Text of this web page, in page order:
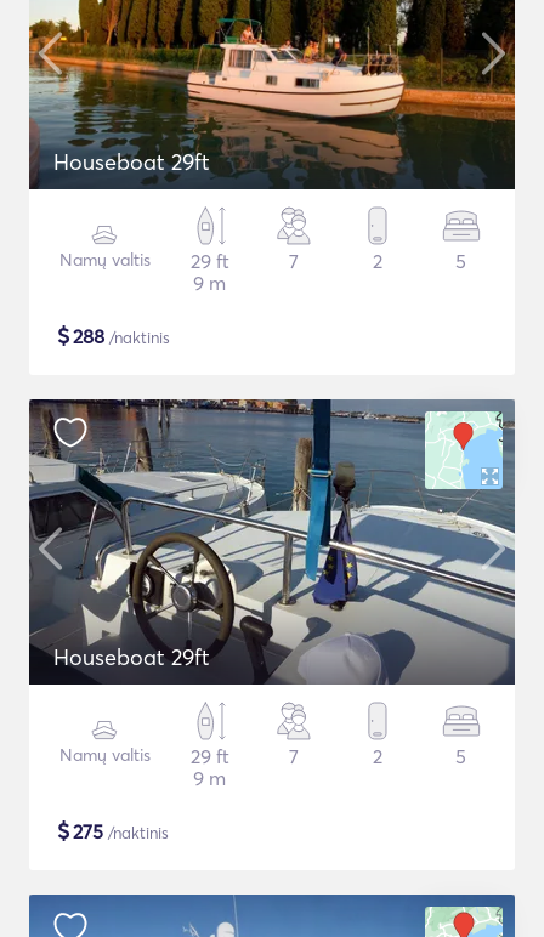
Houseboat 29ft
Namų valtis
29 ft
9 m
7 2 5
$288 /naktinis
Houseboat 29ft
Namų valtis
29 ft
9 m
7 2 5
$275 /naktinis